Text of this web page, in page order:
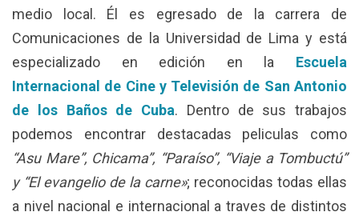
medio local. Él es egresado de la carrera de
Comunicaciones de la Universidad de Lima y está
especializado en edición en la Escuela
Internacional de Cine y Televisión de San Antonio
de los Baños de Cuba. Dentro de sus trabajos
podemos encontrar destacadas peliculas como
“Asu Mare”, Chicama”, “Paraíso”, “Viaje a Tombuctú”
y “El evangelio de la carne»; reconocidas todas ellas
a nivel nacional e internacional a traves de distintos